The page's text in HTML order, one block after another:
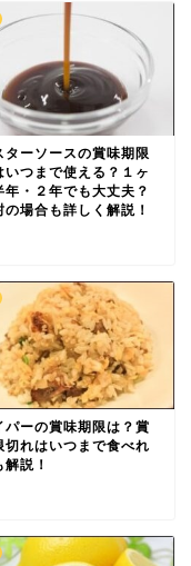
ターソースの賞味期限
いつまで使える？１ヶ
年・２年でも大丈夫？
の場合も詳しく解説！
パーの賞味期限は？賞
切れはいつまで食べれ
説！